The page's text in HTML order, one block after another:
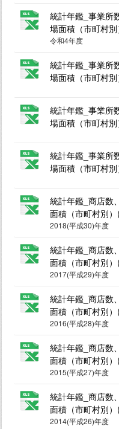
統計年鑑_事業所
場面積（市町村
令和4年度
統計年鑑_事業所
場面積（市町村
統計年鑑_事業所
場面積（市町村
統計年鑑_事業所
場面積（市町村
統計年鑑_商店数
面積（市町村別
2018(平成30)年度
統計年鑑_商店数
面積（市町村別
2017(平成29)年度
統計年鑑_商店数
面積（市町村別
2016(平成28)年度
統計年鑑_商店数
面積（市町村別
2015(平成27)年度
統計年鑑_商店数
面積（市町村別
2014(平成26)年度